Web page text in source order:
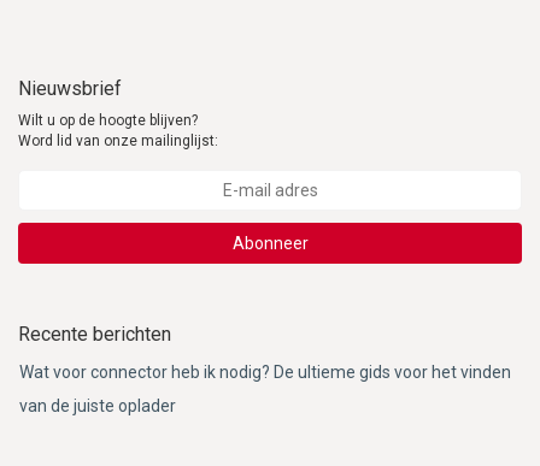
Nieuwsbrief
Wilt u op de hoogte blijven?
Word lid van onze mailinglijst:
Abonneer
Recente berichten
Wat voor connector heb ik nodig? De ultieme gids voor het vinden
van de juiste oplader